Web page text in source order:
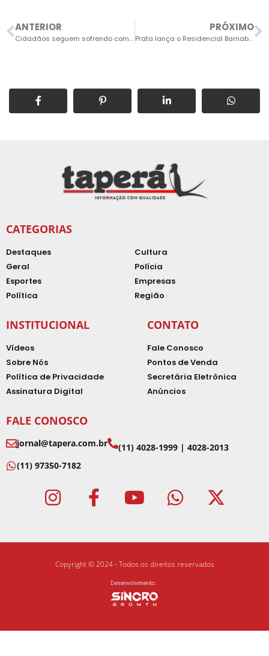
ANTERIOR
Cidadãos seguem sofrendo com atendimento na agência do Banco do Brasil
PRÓXIMO
Prata lança o Residencial Barnabé, em nova região de crescimento de Salto
CATEGORIAS
Destaques
Geral
Esportes
Política
Cultura
Polícia
Empresas
Região
INSTITUCIONAL
Vídeos
Sobre Nós
Política de Privacidade
Assinatura Digital
CONTATO
Fale Conosco
Pontos de Venda
Secretária Eletrônica
Anúncios
FALE CONOSCO
jornal@tapera.com.br
(11) 4028-1999 | 4028-2013
(11) 97350-7182
Copyright © 2024 - Todos os direitos reservados
Desenvolvimento: